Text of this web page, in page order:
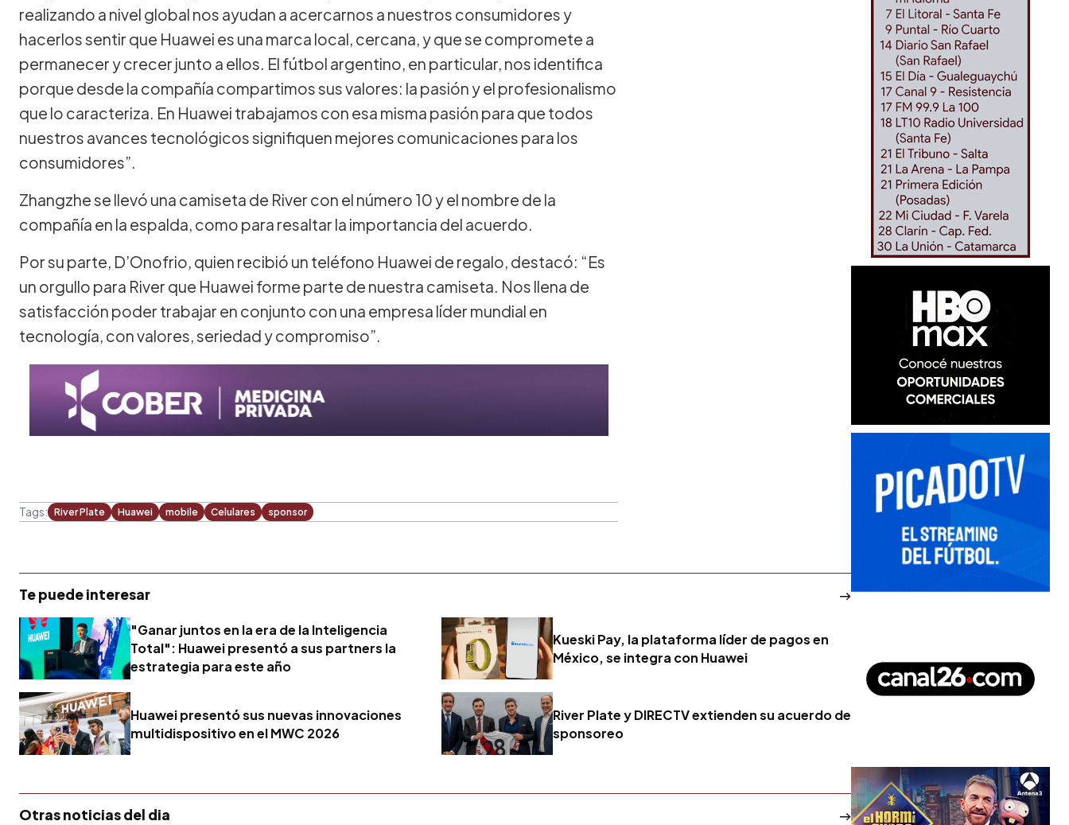
realizando a nivel global nos ayudan a acercarnos a nuestros consumidores y
hacerlos sentir que Huawei es una marca local, cercana, y que se compromete a
permanecer y crecer junto a ellos. El fútbol argentino, en particular, nos identifica
porque desde la compañía compartimos sus valores: la pasión y el profesionalismo
que lo caracteriza. En Huawei trabajamos con esa misma pasión para que todos
nuestros avances tecnológicos signifiquen mejores comunicaciones para los
consumidores”.
Zhangzhe se llevó una camiseta de River con el número 10 y el nombre de la
compañía en la espalda, como para resaltar la importancia del acuerdo.
Por su parte, D’Onofrio, quien recibió un teléfono Huawei de regalo, destacó: “Es
un orgullo para River que Huawei forme parte de nuestra camiseta. Nos llena de
satisfacción poder trabajar en conjunto con una empresa líder mundial en
tecnología, con valores, seriedad y compromiso”.
Tags: River Plate Huawei mobile Celulares sponsor
Te puede interesar
"Ganar juntos en la era de la Inteligencia
Total": Huawei presentó a sus partners la
estrategia para este año
Kueski Pay, la plataforma líder de pagos en
México, se integra con Huawei
Huawei presentó sus nuevas innovaciones
multidispositivo en el MWC 2026
River Plate y DIRECTV extienden su acuerdo de
sponsoreo
Otras noticias del dia